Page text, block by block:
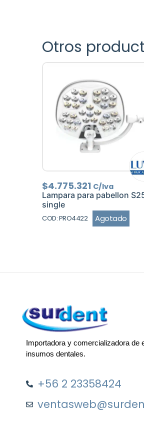
Otros
$4.775.321 C/Iva
Lampara para pabellon
single
COD: PRO4422 Agotado
Importadora y comercializadora de
insumos dentales.
+56 2 23358424